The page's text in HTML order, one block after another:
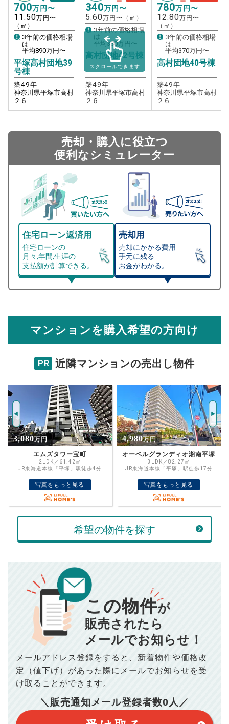
700万円〜
11.50万円〜
（㎡）
3年前の価格相場
は
平均890万円〜
平塚高村団地39
号棟
築49年
神奈川県平塚市高村
２６
340万円〜
5.60万円〜（㎡）
3年前の価格相場
は
平均380万円〜
高村団地42号棟
築49年
神奈川県平塚市高村
２６
780万円〜
12.80万円〜
（㎡）
3年前の価格相場
は
平均370万円〜
高村団地40号棟
築49年
神奈川県平塚市高村
２６
スクロールできます
売却・購入に役立つ
便利なシミュレーター
住宅ローン返済用
住宅ローンの
月々,年間,生涯の
支払額が計算できる。
売却用
売却にかかる費用
手元に残る
お金がわかる。
総支払額シミュレーション
物件価格
万円
ご希望の
返済期間
年
住宅ローン
金利
%
ボーナス
返済金額
万円
万円
返済シミュレーション計算結果
毎月の支払額 834
年間の支払額 10,005 円
総支払額 100,050 円
このシミュレーターは元利均等返済方式で試算しています。
このシミュレーターは、四捨五入にて計算しております。
このシミュレーターはお借り入れの全期間で金利が変わらない設
マンション売却シミュレーター
平塚高村団地39号棟
試算条件 61㎡・3階
推定売却価格：713万円
資金計画のために査定額や希望売却価
格を入力して活用するのもおすすめ◎
計算する
00万円
■仲介手数料／ 00万円
■売買契約書印紙／ 0
■抵当権抹消費用／0万円
※購入価格よりも売却価格が高い場合、譲渡所得税が発生する
場合がございます。詳しくは最寄りの税務署などにご確認く
※シミュレーター結果はあくまでも概算であり、手残り金額を
保証するものではございません。
※上記売却費用には、住所変更登記の費用、引っ越し費用、住
宅ローンの一括繰上返済の手数料等は含まれておりませんの
で予めご了承ください。
おります。（物件価格×3%＋6万円＋消費税）
マンションを購入希望の方向け
PR 近隣マンションの売出し物件
4,980万円
オーベルグランディオ湘南平塚
3LDK／82.27㎡
JR東海道本線「平塚」駅徒歩17分
写真をもっと見る
2,180万円
サニープラザ平塚
1LDK／49.49㎡
JR東海道本線「平塚」駅徒歩3分
写真をもっと見る
希望の物件を探す
この物件が
販売されたら
メールでお知らせ！
メールアドレス登録をすると、 新着物件や価格改
定（値下げ）があった際に メールでお知らせを受
け取ることができます。
＼販売通知メール登録者数0 人／